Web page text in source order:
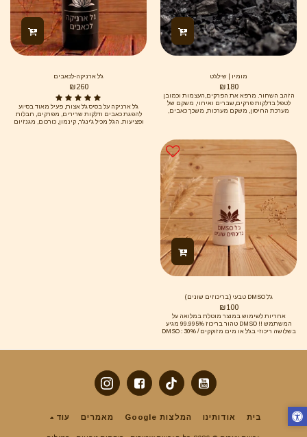
מומיו | שילג'ט
₪180
הזהב השחור. מרפא את הפרקים,העצמות וכמובן
לטפל בדלקות פרקים,שברים ואיחוי, משקם של
מערכת החיסון, משקם מערכות, משכך כאבים,
הקיבה והמעי. משכך כאבי שיניים, מנטרל תגובות
אלרגיות לעקיצות. מפחית תופעות שליליות
מטיפולים קשים, כגון, הקרנות וכמותירפיה. מחיש
ריפוי של פציעות ואיחוי של רקמות ועור אחרי
ניתוחים או תאונות. ישנם דיווחים על הצלחות
בטיפול בכוויות מדרגות שונות. מגביר עמידות
לזיהומים ויראליים ולחילופים קיצוניים של מזג
האויר. מחיש ריפוי משחפת…
ג'ל ארניקה-לכאבים
₪260
ג'ל ארניקה על בסיס ג'ל אצות, פעיל מאוד בסיוע
להפגת כאבים ודלקות שרירים, מפרקים, חבלות
ופציעות. הג'ל מכיל ג'ינג'ר, קינמון, כורכום, מגנזיום
ג'ל DMSO טבעי (בריכוזים שונים)
₪100
אחריות לשימוש במוצר מוטלת במלואה על
המשתמש !! DMSO טהור בריכוז 99.995% מגיע
בשלושה ריכוזי בג'ל או מים מזוקקים DMSO : 30% /
בית אודותינו המלצות Google מאמרים עוד